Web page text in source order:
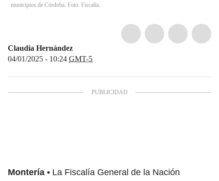
municipios de Córdoba. Foto: Fiscalía.
Claudia Hernández
04/01/2025 - 10:24 GMT-5
Montería
La Fiscalía General de la Nación